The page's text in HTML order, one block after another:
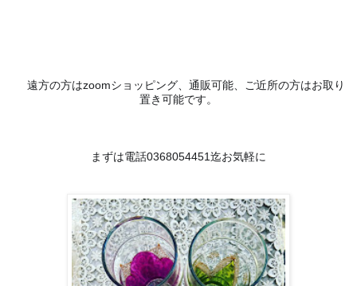
遠方の方はzoomショッピング、通販可能、ご近所の方はお取り
置き可能です。
まずは電話0368054451迄お気軽に